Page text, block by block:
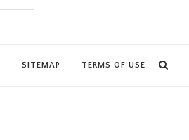
SITEMAP TERMS OF USE